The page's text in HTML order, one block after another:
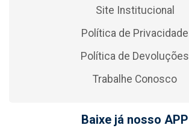
Site Institucional
Política de Privacidade
Política de Devoluções
Trabalhe Conosco
Baixe já nosso APP